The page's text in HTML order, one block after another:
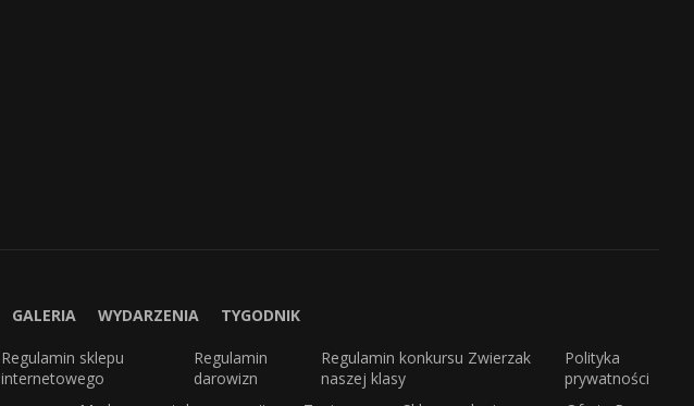
GALERIA WYDARZENIA TYGODNIK
Regulamin sklepu
internetowego
Regulamin
darowizn
Regulamin konkursu Zwierzak
naszej klasy
Polityka
prywatności